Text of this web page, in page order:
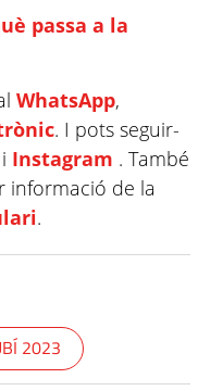
passa a la
WhatsApp,
. I pots seguir-
i Instagram . També
informació de la
.
2023